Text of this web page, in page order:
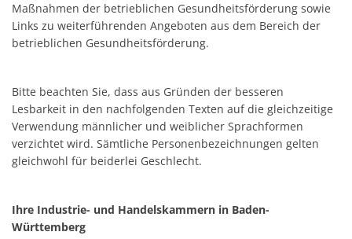
Maßnahmen der betrieblichen Gesundheitsförderung sowie
Links zu weiterführenden Angeboten aus dem Bereich der
betrieblichen Gesundheitsförderung.
Bitte beachten Sie, dass aus Gründen der besseren
Lesbarkeit in den nachfolgenden Texten auf die gleichzeitige
Verwendung männlicher und weiblicher Sprachformen
verzichtet wird. Sämtliche Personenbezeichnungen gelten
gleichwohl für beiderlei Geschlecht.
Ihre Industrie- und Handelskammern in Baden-
Württemberg